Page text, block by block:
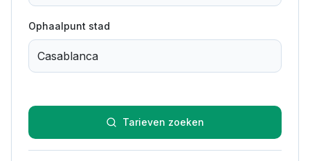
Ophaalpunt stad
Tarieven zoeken